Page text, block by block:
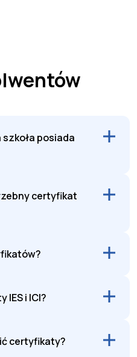
posiada
certyfikat
IES i ICI?
certyfikaty?